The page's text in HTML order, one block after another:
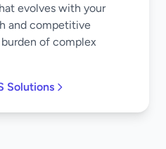
evolves with your
and competitive
of complex
Solutions